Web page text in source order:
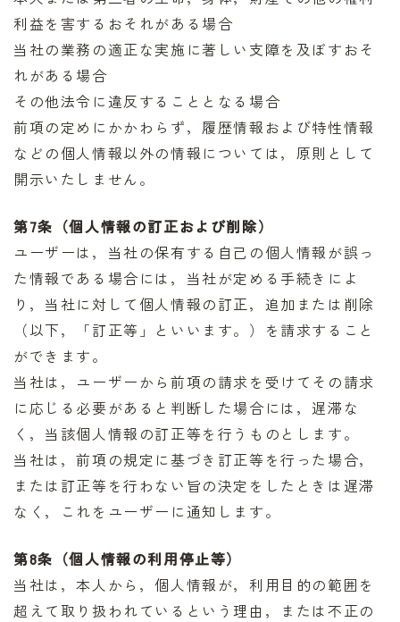
利益を害するおそれがある場合
当社の業務の適正な実施に著しい支障を及ぼすおそ
れがある場合
その他法令に違反することとなる場合
前項の定めにかかわらず，履歴情報および特性情報
などの個人情報以外の情報については，原則として
開示いたしません。
第7条（個人情報の訂正および削除）
ユーザーは，当社の保有する自己の個人情報が誤っ
た情報である場合には，当社が定める手続きによ
り，当社に対して個人情報の訂正，追加または削除
（以下，「訂正等」といいます。）を請求すること
ができます。
当社は，ユーザーから前項の請求を受けてその請求
に応じる必要があると判断した場合には，遅滞な
く，当該個人情報の訂正等を行うものとします。
当社は，前項の規定に基づき訂正等を行った場合，
または訂正等を行わない旨の決定をしたときは遅滞
なく，これをユーザーに通知します。
第8条（個人情報の利用停止等）
当社は，本人から，個人情報が，利用目的の範囲を
超えて取り扱われているという理由，または不正の